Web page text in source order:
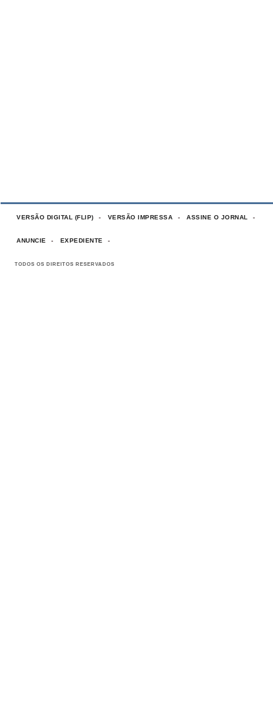
VERSÃO DIGITAL (FLIP) VERSÃO IMPRESSA ASSINE O JORNAL
ANUNCIE EXPEDIENTE
TODOS OS DIREITOS RESERVADOS